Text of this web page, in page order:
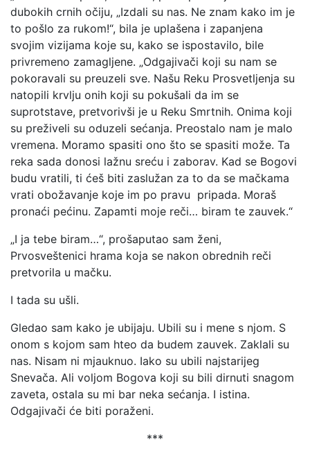
dubokih crnih očiju, „Izdali su nas. Ne znam kako im je
to pošlo za rukom!“, bila je uplašena i zapanjena
svojim vizijama koje su, kako se ispostavilo, bile
privremeno zamagljene. „Odgajivači koji su nam se
pokoravali su preuzeli sve. Našu Reku Prosvetljenja su
natopili krvlju onih koji su pokušali da im se
suprotstave, pretvorivši je u Reku Smrtnih. Onima koji
su preživeli su oduzeli sećanja. Preostalo nam je malo
vremena. Moramo spasiti ono što se spasiti može. Ta
reka sada donosi lažnu sreću i zaborav. Kad se Bogovi
budu vratili, ti ćeš biti zaslužan za to da se mačkama
vrati obožavanje koje im po pravu pripada. Moraš
pronaći pećinu. Zapamti moje reči… biram te zauvek.“
„I ja tebe biram…“, prošaputao sam ženi,
Prvosveštenici hrama koja se nakon obrednih reči
pretvorila u mačku.
I tada su ušli.
Gledao sam kako je ubijaju. Ubili su i mene s njom. S
onom s kojom sam hteo da budem zauvek. Zaklali su
nas. Nisam ni mjauknuo. Iako su ubili najstarijeg
Snevača. Ali voljom Bogova koji su bili dirnuti snagom
zaveta, ostala su mi bar neka sećanja. I istina.
Odgajivači će biti poraženi.
***